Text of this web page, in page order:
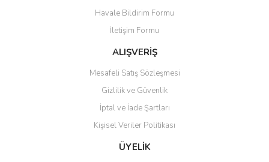
Ürün bilgilerinde hatalar bulunuyor.
Ürün fiyatı diğer sitelerden daha pahalı.
Bu ürüne benzer farklı alternatifler olmalı.
Gönder
Havale Bildirim Formu
İletişim Formu
ALIŞVERİŞ
Mesafeli Satış Sözleşmesi
Gizlilik ve Güvenlik
İptal ve İade Şartları
Kişisel Veriler Politikası
ÜYELİK